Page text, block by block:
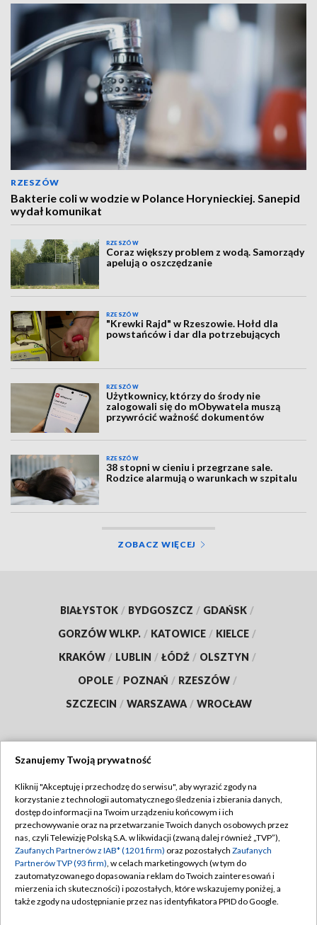
RZESZÓW
Bakterie coli w wodzie w Polance Horynieckiej. Sanepid
wydał komunikat
RZESZÓW
Coraz większy problem z wodą. Samorządy
apelują o oszczędzanie
RZESZÓW
"Krewki Rajd" w Rzeszowie. Hołd dla
powstańców i dar dla potrzebujących
RZESZÓW
Użytkownicy, którzy do środy nie
zalogowali się do mObywatela muszą
przywrócić ważność dokumentów
RZESZÓW
38 stopni w cieniu i przegrzane sale.
Rodzice alarmują o warunkach w szpitalu
ZOBACZ WIĘCEJ
BIAŁYSTOK / BYDGOSZCZ / GDAŃSK /
GORZÓW WLKP. / KATOWICE / KIELCE /
KRAKÓW / LUBLIN / ŁÓDŹ / OLSZTYN /
OPOLE / POZNAŃ / RZESZÓW /
SZCZECIN / WARSZAWA / WROCŁAW
TVP
Abonament TVP
Emisja w TVP
Centrum informacji TVP
Naziemna Telewizja Cyfrowa
Regulamin TVP
Polityka prywatności
Moje zgody
Pomoc
Szanujemy Twoją prywatność
Kliknij "Akceptuję i przechodzę do serwisu", aby wyrazić zgody na
korzystanie z technologii automatycznego śledzenia i zbierania danych,
dostęp do informacji na Twoim urządzeniu końcowym i ich
przechowywanie oraz na przetwarzanie Twoich danych osobowych przez
nas, czyli Telewizję Polską S.A. w likwidacji (zwaną dalej również „TVP”),
Zaufanych Partnerów z IAB* (1201 firm) oraz pozostałych Zaufanych
Partnerów TVP (93 firm), w celach marketingowych (w tym do
zautomatyzowanego dopasowania reklam do Twoich zainteresowań i
mierzenia ich skuteczności) i pozostałych, które wskazujemy poniżej, a
także zgody na udostępnianie przez nas identyfikatora PPID do Google.